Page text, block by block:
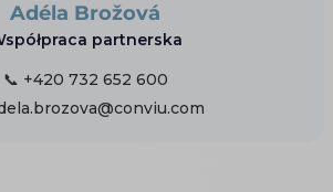
Adéla Brožová
partnerska
📞 +420 732 652 600